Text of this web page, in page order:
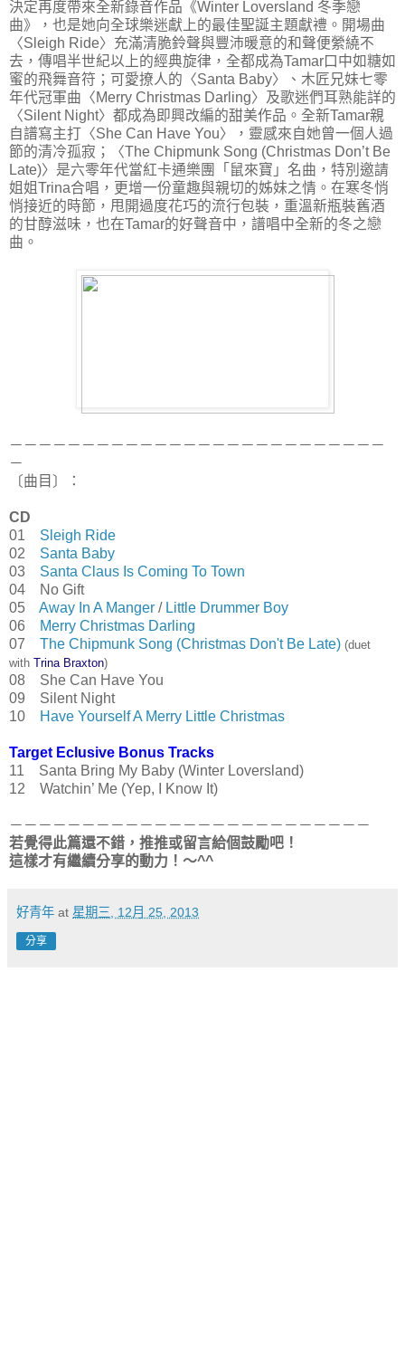
決定再度帶來全新錄音作品《Winter Loversland 冬季戀
曲》，也是她向全球樂迷獻上的最佳聖誕主題獻禮。開場曲
〈Sleigh Ride〉充滿清脆鈴聲與豐沛暖意的和聲便縈繞不
去，傳唱半世紀以上的經典旋律，全都成為Tamar口中如糖如
蜜的飛舞音符；可愛撩人的〈Santa Baby〉、木匠兄妹七零
年代冠軍曲〈Merry Christmas Darling〉及歌迷們耳熟能詳的
〈Silent Night〉都成為即興改編的甜美作品。全新Tamar親
自譜寫主打〈She Can Have You〉，靈感來自她曾一個人過
節的清冷孤寂；〈The Chipmunk Song (Christmas Don’t Be
Late)〉是六零年代當紅卡通樂團「鼠來寶」名曲，特別邀請
姐姐Trina合唱，更增一份童趣與親切的姊妹之情。在寒冬悄
悄接近的時節，甩開過度花巧的流行包裝，重溫新瓶裝舊酒
的甘醇滋味，也在Tamar的好聲音中，譜唱中全新的冬之戀
曲。
－－－－－－－－－－－－－－－－－－－－－－－－－－
－
〔曲目〕：
CD
01 Sleigh Ride
02 Santa Baby
03 Santa Claus Is Coming To Town
04 No Gift
05 Away In A Manger / Little Drummer Boy
06
Merry Christmas Darling
07 The Chipmunk Song (Christmas Don't Be Late) (duet
with Trina Braxton)
08 She Can Have You
09 Silent Night
10
Have Yourself A Merry Little Christmas
Target Eclusive Bonus Tracks
11 Santa Bring My Baby (Winter Loversland)
12 Watchin’ Me (Yep, I Know It)
－－－－－－－－－－－－－－－－－－－－－－－－－
若覺得此篇還不錯，推推或留言給個鼓勵吧！
這樣才有繼續分享的動力！～^^
好青年 at 星期三, 12月 25, 2013
分享